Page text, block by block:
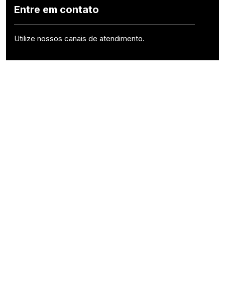
Entre em contato
Utilize nossos canais de atendimento.